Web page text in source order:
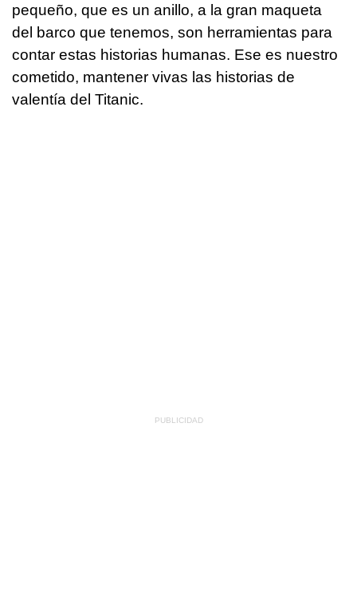
pequeño, que es un anillo, a la gran maqueta
del barco que tenemos, son herramientas para
contar estas historias humanas. Ese es nuestro
cometido, mantener vivas las historias de
valentía del Titanic.